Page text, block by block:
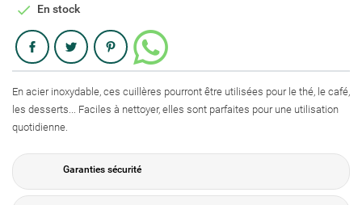
 En stock
Partager
En acier inoxydable, ces cuillères pourront être utilisées pour le thé, le café,
les desserts... Faciles à nettoyer, elles sont parfaites pour une utilisation
quotidienne.
Garanties sécurité